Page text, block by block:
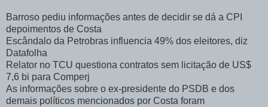
Barroso pediu informações antes de decidir se dá a CPI
depoimentos de Costa
Escândalo da Petrobras influencia 49% dos eleitores, diz
Datafolha
Relator no TCU questiona contratos sem licitação de US$
7,6 bi para Comperj
As informações sobre o ex-presidente do PSDB e dos
demais políticos mencionados por Costa foram